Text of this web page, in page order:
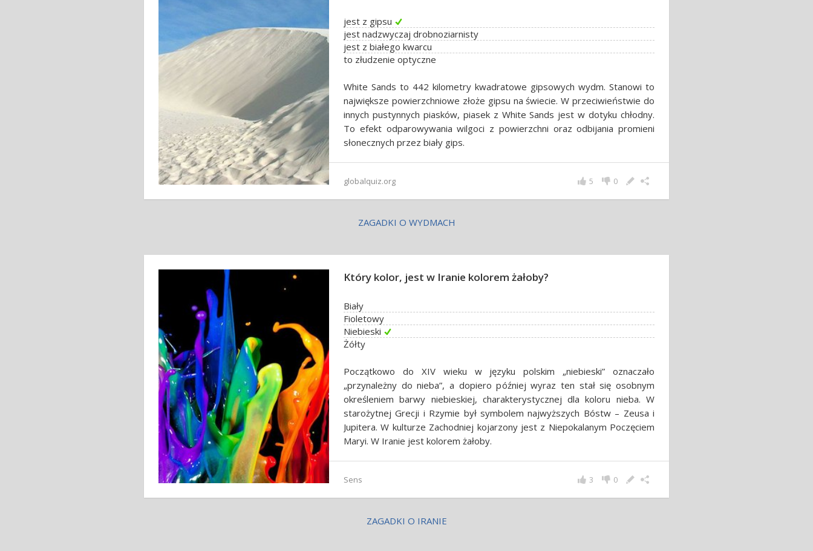
jest z gipsu
jest nadzwyczaj drobnoziarnisty
jest z białego kwarcu
to złudzenie optyczne
White Sands to 442 kilometry kwadratowe gipsowych wydm. Stanowi to
największe powierzchniowe złoże gipsu na świecie. W przeciwieństwie do
innych pustynnych piasków, piasek z White Sands jest w dotyku chłodny.
To efekt odparowywania wilgoci z powierzchni oraz odbijania promieni
słonecznych przez biały gips.
globalquiz.org 0
5
ZAGADKI O WYDMACH
Który kolor, jest w Iranie kolorem żałoby?
Biały
Fioletowy
Niebieski
Żółty
Początkowo do XIV wieku w języku polskim „niebieski” oznaczało
„przynależny do nieba”, a dopiero później wyraz ten stał się osobnym
określeniem barwy niebieskiej, charakterystycznej dla koloru nieba. W
starożytnej Grecji i Rzymie był symbolem najwyższych Bóstw – Zeusa i
Jupitera. W kulturze Zachodniej kojarzony jest z Niepokalanym Poczęciem
Maryi. W Iranie jest kolorem żałoby.
Sens 0
3
ZAGADKI O IRANIE